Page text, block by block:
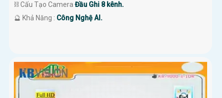
⛓ Cấu Tạo Camera Đầu Ghi 8 kênh.
️🔮 Khả Năng : Công Nghệ AI.